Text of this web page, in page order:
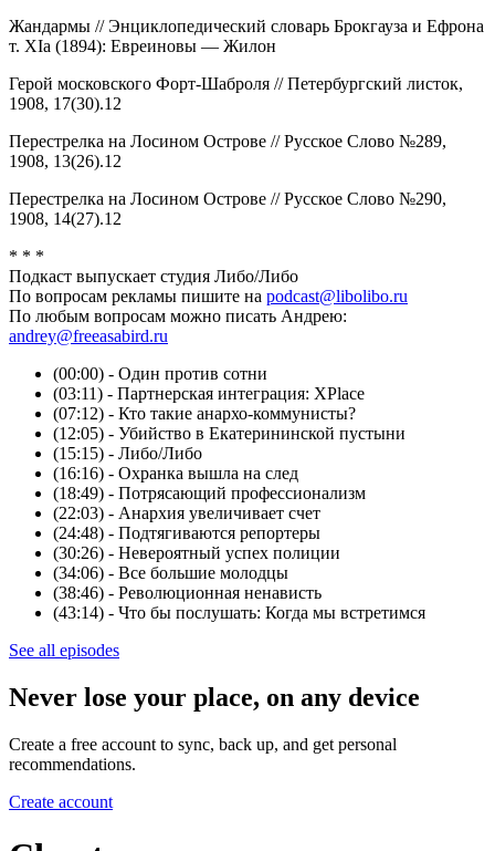
Жандармы // Энциклопедический словарь Брокгауза и Ефрона
т. XIa (1894): Евреиновы — Жилон
Герой московского Форт-Шаброля // Петербургский листок,
1908, 17(30).12
Перестрелка на Лосином Острове // Русское Слово №289,
1908, 13(26).12
Перестрелка на Лосином Острове // Русское Слово №290,
1908, 14(27).12
* * *
Подкаст выпускает студия Либо/Либо
По вопросам рекламы пишите на podcast@libolibo.ru
По любым вопросам можно писать Андрею:
andrey@freeasabird.ru
(00:00) - Один против сотни
(03:11) - Партнерская интеграция: XPlace
(07:12) - Кто такие анархо-коммунисты?
(12:05) - Убийство в Екатерининской пустыни
(15:15) - Либо/Либо
(16:16) - Охранка вышла на след
(18:49) - Потрясающий профессионализм
(22:03) - Анархия увеличивает счет
(24:48) - Подтягиваются репортеры
(30:26) - Невероятный успех полиции
(34:06) - Все большие молодцы
(38:46) - Революционная ненависть
(43:14) - Что бы послушать: Когда мы встретимся
See all episodes
Never lose your place, on any device
Create a free account to sync, back up, and get personal
recommendations.
Create account